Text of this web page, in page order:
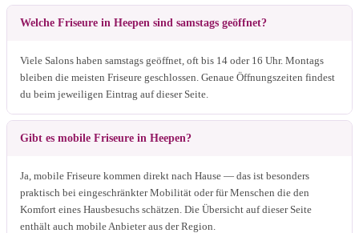
Welche Friseure in Heepen sind samstags geöffnet?
Viele Salons haben samstags geöffnet, oft bis 14 oder 16 Uhr. Montags
bleiben die meisten Friseure geschlossen. Genaue Öffnungszeiten findest
du beim jeweiligen Eintrag auf dieser Seite.
Gibt es mobile Friseure in Heepen?
Ja, mobile Friseure kommen direkt nach Hause — das ist besonders
praktisch bei eingeschränkter Mobilität oder für Menschen die den
Komfort eines Hausbesuchs schätzen. Die Übersicht auf dieser Seite
enthält auch mobile Anbieter aus der Region.